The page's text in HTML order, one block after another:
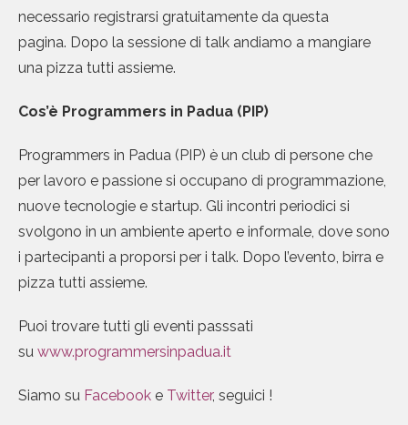
necessario registrarsi gratuitamente da questa
pagina. Dopo la sessione di talk andiamo a mangiare
una pizza tutti assieme.
Cos’è Programmers in Padua (PIP)
Programmers in Padua (PIP) è un club di persone che
per lavoro e passione si occupano di programmazione,
nuove tecnologie e startup. Gli incontri periodici si
svolgono in un ambiente aperto e informale, dove sono
i partecipanti a proporsi per i talk. Dopo l’evento, birra e
pizza tutti assieme.
Puoi trovare tutti gli eventi passsati
su www.programmersinpadua.it
Siamo su Facebook e Twitter, seguici !